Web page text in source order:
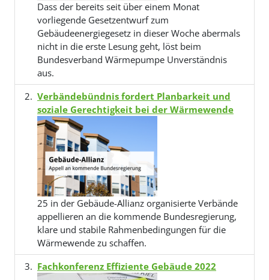
Dass der bereits seit über einem Monat
vorliegende Gesetzentwurf zum
Gebäudeenergiegesetz in dieser Woche abermals
nicht in die erste Lesung geht, löst beim
Bundesverband Wärmepumpe Unverständnis
aus.
Verbändebündnis fordert Planbarkeit und
soziale Gerechtigkeit bei der Wärmewende
25 in der Gebäude-Allianz organisierte Verbände
appellieren an die kommende Bundesregierung,
klare und stabile Rahmenbedingungen für die
Wärmewende zu schaffen.
Fachkonferenz Effiziente Gebäude 2022